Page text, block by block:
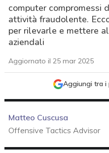
computer compromessi
attività fraudolente.
per rilevarle e mettere
aziendali
Aggiornato il 25 mar 2025
Aggiungi tra i
Matteo Cuscusa
Offensive Tactics Advisor